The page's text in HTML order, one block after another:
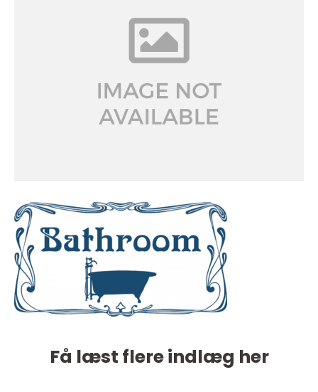
Få læst flere indlæg her